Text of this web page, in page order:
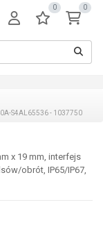
0 0
S4AL65536 - 1037750
x 19 mm, interfejs
obrót, IP65/IP67,